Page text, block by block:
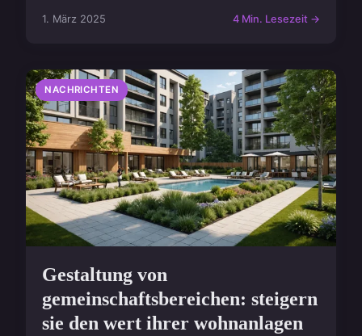
1. März 2025 4 Min. Lesezeit →
NACHRICHTEN
Gestaltung von
gemeinschaftsbereichen: steigern
sie den wert ihrer wohnanlagen